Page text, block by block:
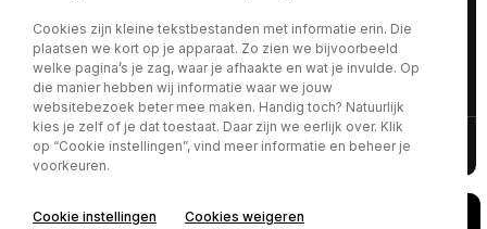
2026 - Nijs Auto's Privacy policy
Cookies zijn kleine tekstbestanden met informatie erin. Die
plaatsen we kort op je apparaat. Zo zien we bijvoorbeeld
welke pagina’s je zag, waar je afhaakte en wat je invulde. Op
die manier hebben wij informatie waar we jouw
websitebezoek beter mee maken. Handig toch? Natuurlijk
kies je zelf of je dat toestaat. Daar zijn we eerlijk over. Klik
op “Cookie instellingen”, vind meer informatie en beheer je
voorkeuren.
Cookie instellingen Cookies weigeren